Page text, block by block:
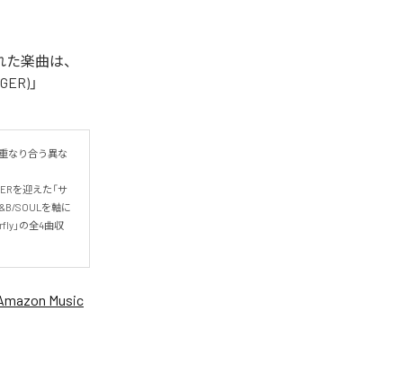
楽曲は、
」
なり合う異な
を迎えた「サ
SOULを軸に
」の全4曲収
Music